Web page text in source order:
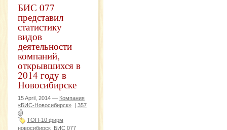
БИС 077
представил
статистику
видов
деятельности
компаний,
открывшихся в
2014 году в
Новосибирске
15 April, 2014 — Компания
«БИС-Новосибирск» | 357
ТОП-10 фирм
новосибирск БИС 077